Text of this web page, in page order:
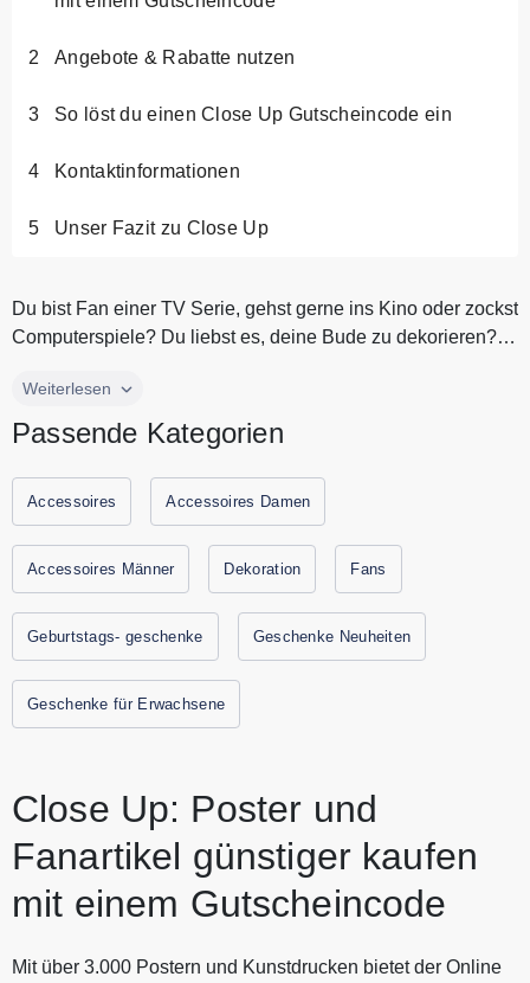
Angebote & Rabatte nutzen
So löst du einen Close Up Gutscheincode ein
Kontaktinformationen
Unser Fazit zu Close Up
Du bist Fan einer TV Serie, gehst gerne ins Kino oder zockst
Computerspiele? Du liebst es, deine Bude zu dekorieren?
Du bist Fan einer TV Serie, gehst gerne ins Kino oder zockst
Oder suchst du ein ausgefallenes, witziges Geschenk?
Adresse. Entdecke Poster, Shirts oder Fan Artikel von
Marvel, Star Wars oder The Simpsons zum Besten Preis.
Alle aktuellen Rabattcodes und Angebote von findest Du
Weiterlesen
Passende Kategorien
Accessoires Accessoires Damen
Accessoires Männer Dekoration Fans
Geburtstags- geschenke Geschenke Neuheiten
Geschenke für Erwachsene
Close Up: Poster und
Fanartikel günstiger kaufen
mit einem Gutscheincode
Mit über 3.000 Postern und Kunstdrucken bietet der Online